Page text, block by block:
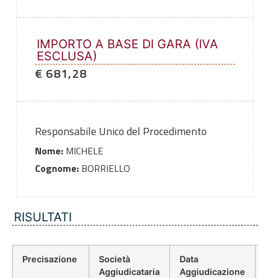
IMPORTO A BASE DI GARA (IVA
ESCLUSA)
€ 681,28
Responsabile Unico del Procedimento
Nome:MICHELE
Cognome:BORRIELLO
RISULTATI
Precisazione
Società
Aggiudicataria
Data
Aggiudicazione